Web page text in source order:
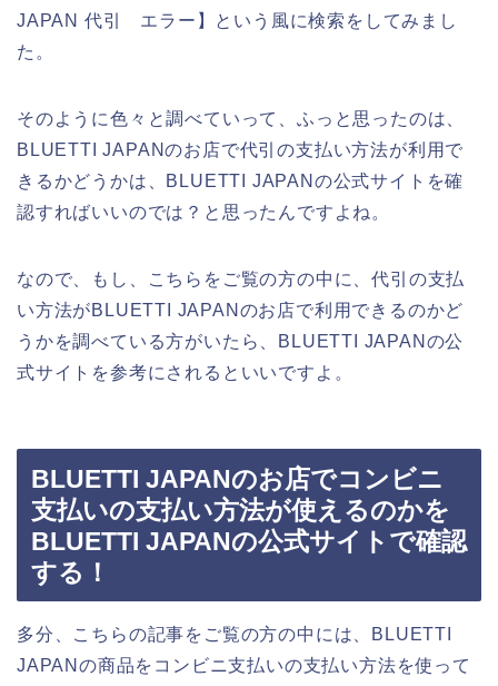
JAPAN 代引 エラー】という風に検索をしてみまし
た。
そのように色々と調べていって、ふっと思ったのは、
BLUETTI JAPANのお店で代引の支払い方法が利用で
きるかどうかは、BLUETTI JAPANの公式サイトを確
認すればいいのでは？と思ったんですよね。
なので、もし、こちらをご覧の方の中に、代引の支払
い方法がBLUETTI JAPANのお店で利用できるのかど
うかを調べている方がいたら、BLUETTI JAPANの公
式サイトを参考にされるといいですよ。
BLUETTI JAPANのお店でコンビニ
支払いの支払い方法が使えるのかを
BLUETTI JAPANの公式サイトで確認
する！
多分、こちらの記事をご覧の方の中には、BLUETTI
JAPANの商品をコンビニ支払いの支払い方法を使って